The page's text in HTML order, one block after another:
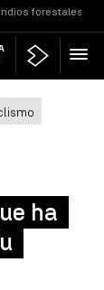
forestales
ha